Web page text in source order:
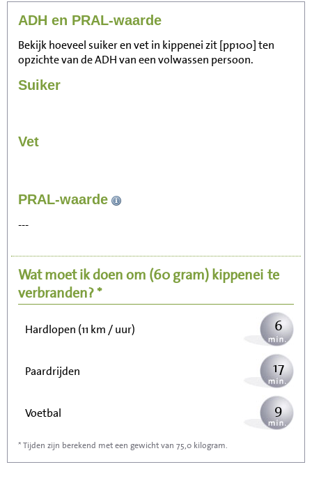
ADH en PRAL-waarde
Bekijk hoeveel suiker en vet in kippenei zit [pp100] ten
opzichte van de ADH van een volwassen persoon.
Suiker
Vet
PRAL-waarde
---
Wat moet ik doen om (60 gram)kippenei te
verbranden? *
Zitten, tv kijken
Wandelen (5 km/uur) 15
Hardlopen (11 km / uur) 6
Paardrijden 17
Voetbal 9
Stofzuigen
* Tijden zijn berekend met een gewicht van 75,0 kilogram.